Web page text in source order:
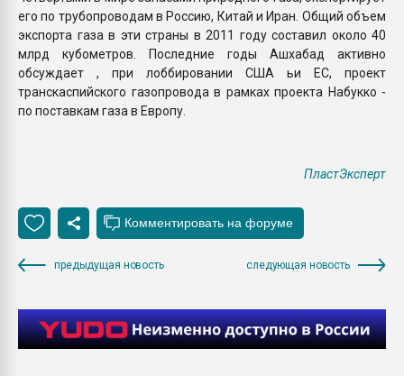
его по трубопроводам в Россию, Китай и Иран. Общий объем
экспорта газа в эти страны в 2011 году составил около 40
млрд кубометров. Последние годы Ашхабад активно
обсуждает , при лоббировании США ьи ЕС, проект
транскаспийского газопровода в рамках проекта Набукко -
по поставкам газа в Европу.
ПластЭксперт
предыдущая новость следующая новость